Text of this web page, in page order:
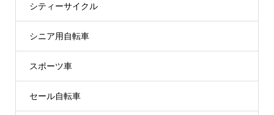
シティーサイクル
シニア用自転車
スポーツ車
セール自転車